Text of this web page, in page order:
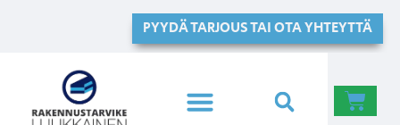
PYYDÄ TARJOUS TAI OTA YHTEYTTÄ